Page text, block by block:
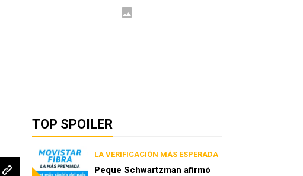
TOP SPOILER
LA VERIFICACIÓN MÁS ESPERADA
Peque Schwartzman afirmó